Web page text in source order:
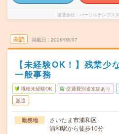
派遣会社 パーソルテンプス
未読 掲載日 2026/08/07
【未経験OK！】残業
一般事務
職種未経験OK 交通費別途支給あり
派遣
勤務地
さいたま市浦和区
浦和駅から徒歩10分